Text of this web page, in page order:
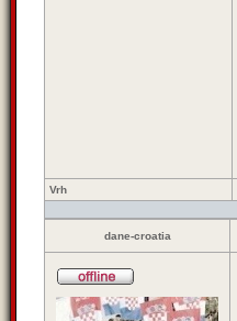
Vrh
dane-croatia